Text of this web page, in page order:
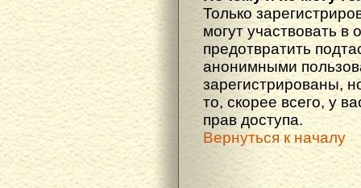
Только
могут участвовать в
предотвратить
анонимными
зарегистрированы,
то, скорее всего, у
прав доступа.
Вернуться к началу